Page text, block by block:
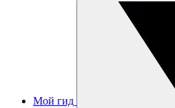
Мой гид